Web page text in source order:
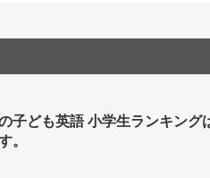
子ども英語 小学生ランキン
。